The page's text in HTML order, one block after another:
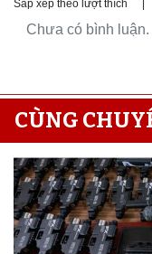
Sắp xếp theo lượt thích
Chưa có bình
CÙNG